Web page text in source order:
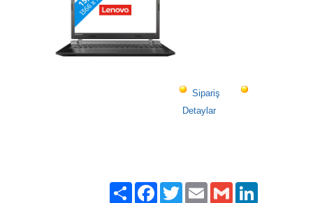
Sipariş
Detaylar
PaylaşFacebook
TwitterEmailGmail